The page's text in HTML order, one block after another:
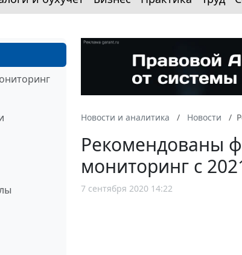
Новости и аналитика Новости
Рекомендованы
мониторинг с
7 сентября 2020 14:22